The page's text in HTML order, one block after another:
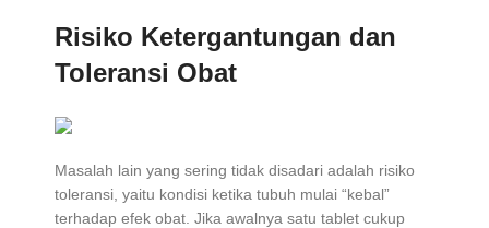
Risiko Ketergantungan dan
Toleransi Obat
Masalah lain yang sering tidak disadari adalah risiko
toleransi, yaitu kondisi ketika tubuh mulai “kebal”
terhadap efek obat. Jika awalnya satu tablet cukup